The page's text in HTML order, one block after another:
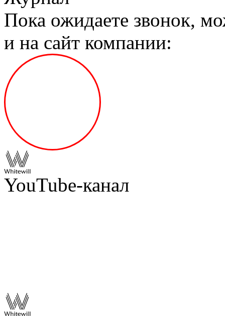
Пока ожидаете звонок,
и на сайт компании:
YouTube-канал